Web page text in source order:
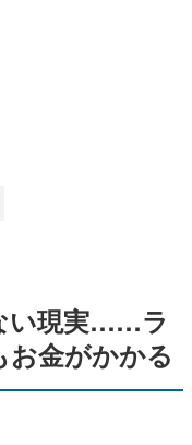
い現実……ラ
金がかかる